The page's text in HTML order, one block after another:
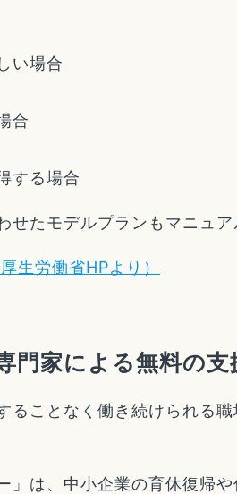
い場合
合
する場合
たモデルプランもマニュア
生労働省HPより）
家による無料の支
ることなく働き続けられる
」は、中小企業の育休復帰